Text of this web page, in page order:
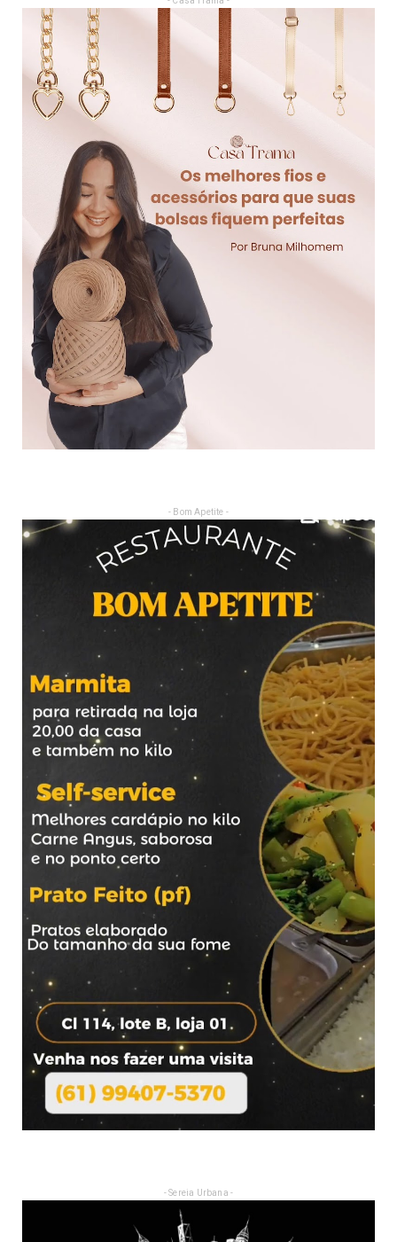
- Bom Apetite -
- Sereia Urbana -